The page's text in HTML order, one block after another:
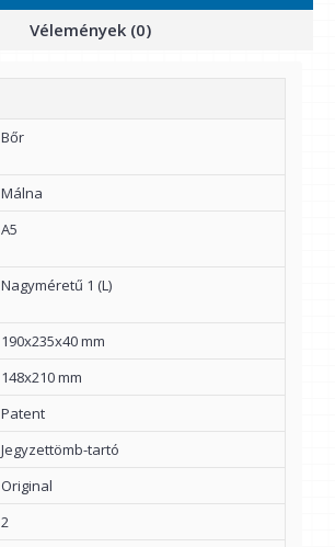
Vélemények (0)
Bőr
Málna
A5
Nagyméretű 1 (L)
190x235x40 mm
148x210 mm
Patent
Jegyzettömb-tartó
Original
2